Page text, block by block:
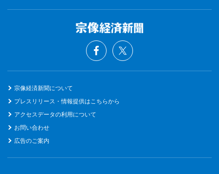
宗像経済新聞について
プレスリリース・情報提供はこちらから
アクセスデータの利用について
お問い合わせ
広告のご案内